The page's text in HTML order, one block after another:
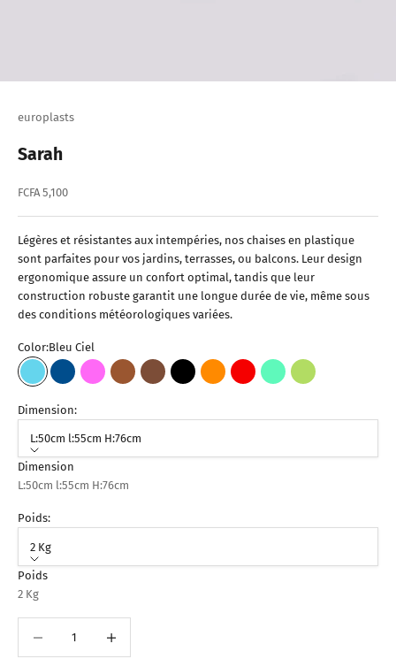
europlasts
Sarah
Prix de vente
FCFA 5,100
Légères et résistantes aux intempéries, nos chaises en plastique
sont parfaites pour vos jardins, terrasses, ou balcons. Leur design
ergonomique assure un confort optimal, tandis que leur
construction robuste garantit une longue durée de vie, même sous
des conditions météorologiques variées.
Color:Bleu Ciel
Bleu CielBleu Foncé
FuchsiaMarron ClairMarron Foncé
Noir OrangeRougeVert Turquoise
Vert Pistache
Dimension:
L:50cm l:55cm H:76cm
Dimension
L:50cm l:55cm H:76cm
Poids:
2 Kg
Poids
2 Kg